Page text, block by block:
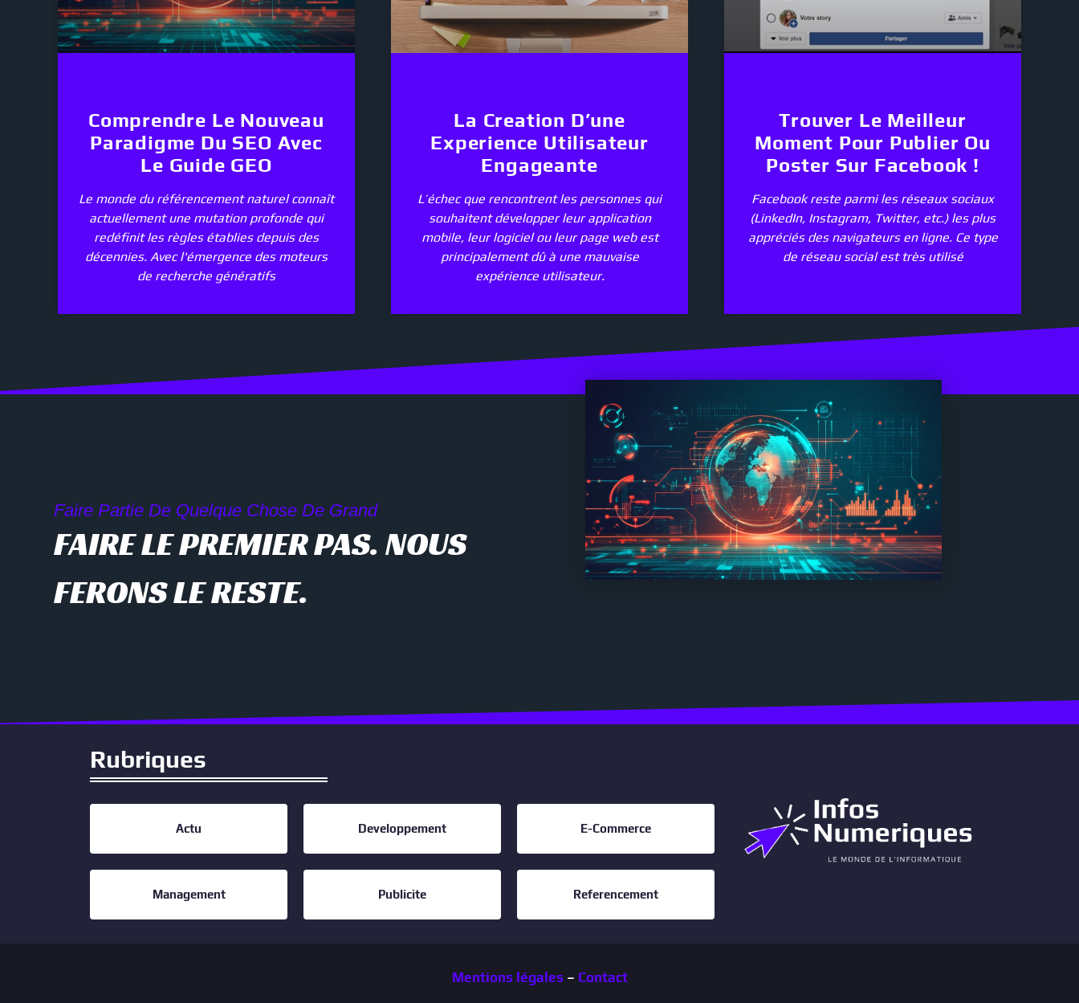
Comprendre Le Nouveau
Paradigme Du SEO Avec
Le Guide GEO
Le monde du référencement naturel connaît
actuellement une mutation profonde qui
redéfinit les règles établies depuis des
décennies. Avec l'émergence des moteurs
de recherche génératifs
La Creation D’une
Experience Utilisateur
Engageante
L’échec que rencontrent les personnes qui
souhaitent développer leur application
mobile, leur logiciel ou leur page web est
principalement dû à une mauvaise
expérience utilisateur.
Trouver Le Meilleur
Moment Pour Publier Ou
Poster Sur Facebook !
Facebook reste parmi les réseaux sociaux
(LinkedIn, Instagram, Twitter, etc.) les plus
appréciés des navigateurs en ligne. Ce type
de réseau social est très utilisé
Faire Partie De Quelque Chose De Grand
FAIRE LE PREMIER PAS. NOUS
FERONS LE RESTE.
Rubriques
Actu Developpement E-Commerce
Management Publicite Referencement
Mentions légales– Contact